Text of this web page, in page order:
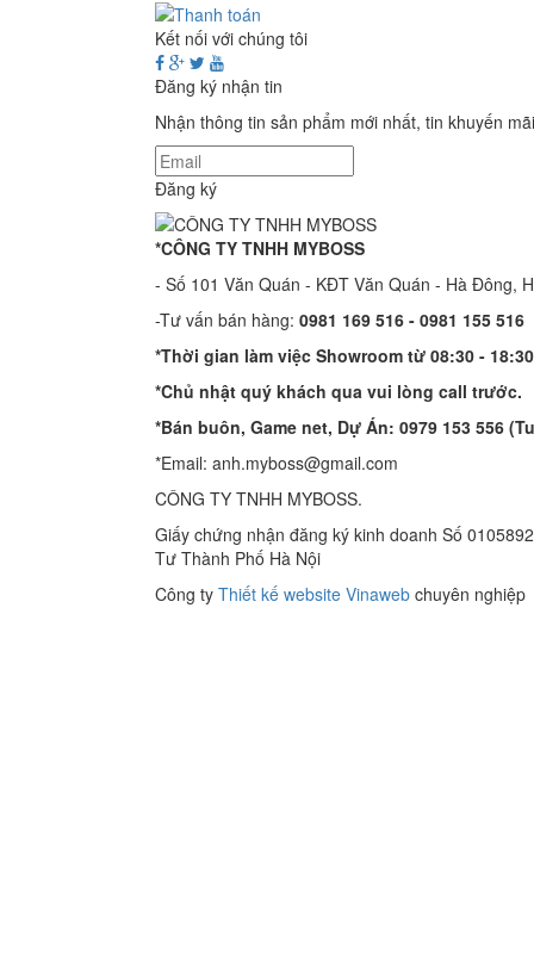
Kết nối với chúng tôi
Đăng ký nhận tin
Nhận thông tin sản phẩm mới nhất, tin khuyến
Đăng ký
*CÔNG TY TNHH MYBOSS
- Số 101 Văn Quán - KĐT Văn Quán - Hà Đông,
-Tư vấn bán hàng: 0981 169 516 - ​0981 155 516
*Thời gian làm việc Showroom từ 08:30 -
*Chủ nhật quý khách qua vui lòng call trước.
*Bán buôn, Game net, Dự Án: 0979 153 556
*Email: anh.myboss@gmail.com
CÔNG TY TNHH MYBOSS.
Giấy chứng nhận đăng ký kinh doanh Số
Tư Thành Phố Hà Nội
Công ty Thiết kế website Vinaweb chuyên nghiệp